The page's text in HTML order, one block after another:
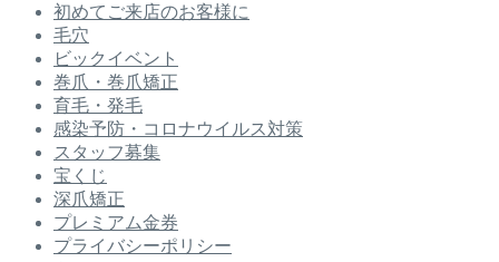
初めてご来店のお客様に
毛穴
ビックイベント
巻爪・巻爪矯正
育毛・発毛
感染予防・コロナウイルス対策
スタッフ募集
宝くじ
深爪矯正
プレミアム金券
プライバシーポリシー